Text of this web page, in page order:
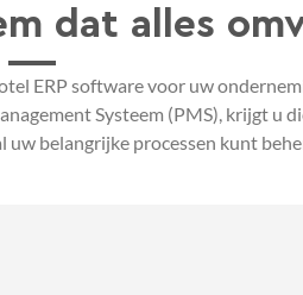
dat alles
ERP software voor uw
Systeem (PMS), krijgt u
belangrijke processen kunt